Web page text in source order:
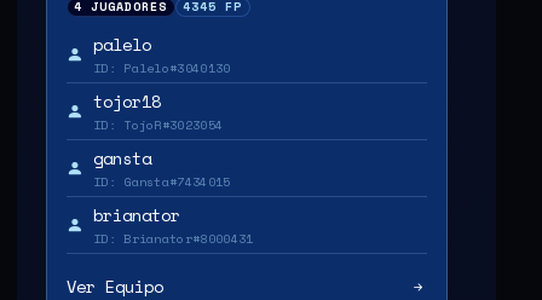
4 JUGADORES 4345 FP
palelo
ID: Palelo#3040130
tojor18
ID: TojoR#3023054
gansta
ID: Gansta#7434015
brianator
ID: Brianator#8000431
Ver Equipo